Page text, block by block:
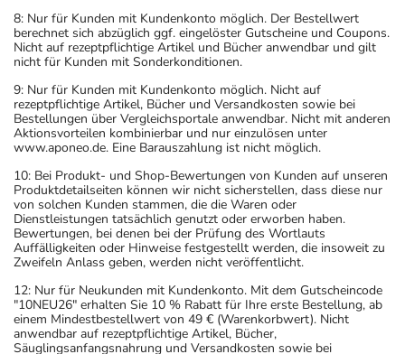
8: Nur für Kunden mit Kundenkonto möglich. Der Bestellwert
berechnet sich abzüglich ggf. eingelöster Gutscheine und Coupons.
Nicht auf rezeptpflichtige Artikel und Bücher anwendbar und gilt
nicht für Kunden mit Sonderkonditionen.
9: Nur für Kunden mit Kundenkonto möglich. Nicht auf
rezeptpflichtige Artikel, Bücher und Versandkosten sowie bei
Bestellungen über Vergleichsportale anwendbar. Nicht mit anderen
Aktionsvorteilen kombinierbar und nur einzulösen unter
www.aponeo.de. Eine Barauszahlung ist nicht möglich.
10: Bei Produkt- und Shop-Bewertungen von Kunden auf unseren
Produktdetailseiten können wir nicht sicherstellen, dass diese nur
von solchen Kunden stammen, die die Waren oder
Dienstleistungen tatsächlich genutzt oder erworben haben.
Bewertungen, bei denen bei der Prüfung des Wortlauts
Auffälligkeiten oder Hinweise festgestellt werden, die insoweit zu
Zweifeln Anlass geben, werden nicht veröffentlicht.
12: Nur für Neukunden mit Kundenkonto. Mit dem Gutscheincode
"10NEU26" erhalten Sie 10 % Rabatt für Ihre erste Bestellung, ab
einem Mindestbestellwert von 49 € (Warenkorbwert). Nicht
anwendbar auf rezeptpflichtige Artikel, Bücher,
Säuglingsanfangsnahrung und Versandkosten sowie bei